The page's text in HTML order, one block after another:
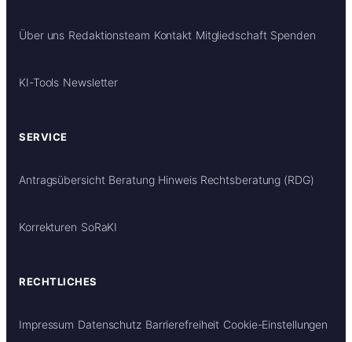
Über uns Redaktionsteam Kontakt Mitgliedschaft Spenden
KI-Tools Newsletter
SERVICE
Antragsübersicht Beratung Hinweis Rechtsberatung (RDG)
Korrekturen SoRaKI
RECHTLICHES
Impressum Datenschutz Barrierefreiheit Cookie-Einstellungen